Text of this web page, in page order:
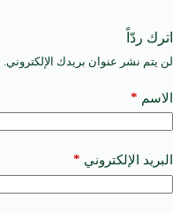
اترك ردّاً
لن يتم نشر عنوان بريدك الإلكتروني.
الاسم *
البريد الإلكتروني *
A
t
e
a
t
i